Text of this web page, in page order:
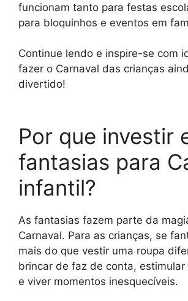
funcionam tanto para festas
para bloquinhos e eventos em
Continue lendo e inspire-se com
fazer o Carnaval das crianças
divertido!
Por que investir
fantasias para
infantil?
As fantasias fazem parte da
Carnaval. Para as crianças, se
mais do que vestir uma roupa
brincar de faz de conta,
e viver momentos inesquecíveis.